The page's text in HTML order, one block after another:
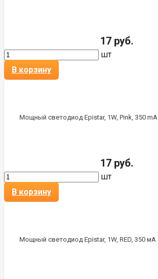
17 руб.
шт
В корзину
Мощный светодиод Epistar, 1W, Pink, 350 mA
17 руб.
шт
В корзину
Мощный светодиод Epistar, 1W, RED, 350 мА